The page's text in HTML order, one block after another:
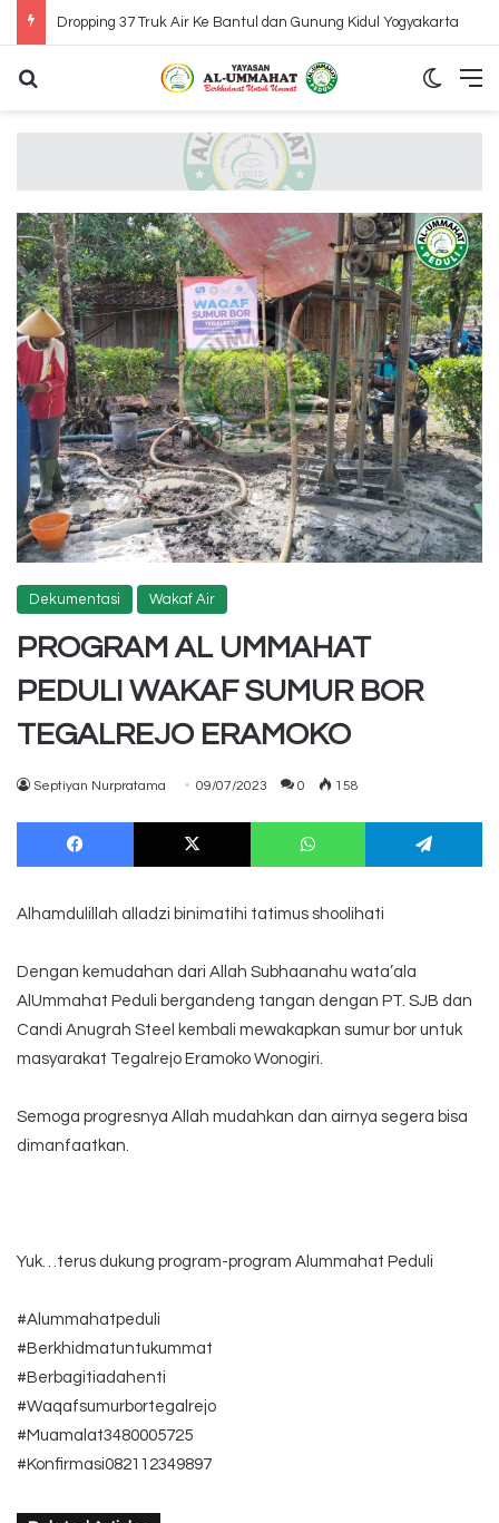
Dropping 37 Truk Air Ke Bantul dan Gunung Kidul Yogyakarta
Dekumentasi Wakaf Air
PROGRAM AL UMMAHAT
PEDULI WAKAF SUMUR BOR
TEGALREJO ERAMOKO
Septiyan Nurpratama 09/07/2023 0 158
Facebook X WhatsApp
Alhamdulillah alladzi binimatihi tatimus shoolihati
Dengan kemudahan dari Allah Subhaanahu wata’ala
AlUmmahat Peduli bergandeng tangan dengan PT. SJB dan
Candi Anugrah Steel kembali mewakapkan sumur bor untuk
masyarakat Tegalrejo Eramoko Wonogiri.
Semoga progresnya Allah mudahkan dan airnya segera bisa
dimanfaatkan.
Yuk…terus dukung program-program Alummahat Peduli
#Alummahatpeduli
#Berkhidmatuntukummat
#Berbagitiadahenti
#Waqafsumurbortegalrejo
#Muamalat3480005725
#Konfirmasi082112349897